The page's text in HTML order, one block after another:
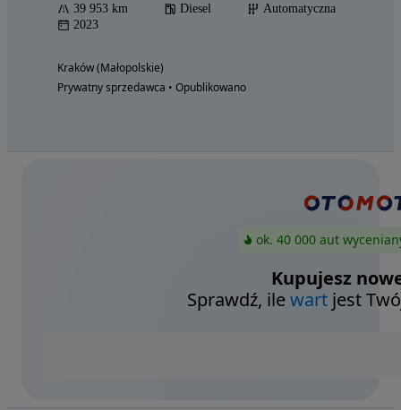
39 953 km Diesel
Automatyczna
2023
Kraków (Małopolskie)
Prywatny sprzedawca • Opublikowano
ok. 40 000 aut
Kupujesz
Sprawdź, ilewart jest